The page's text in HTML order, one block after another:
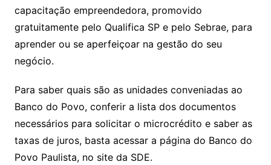
capacitação empreendedora, promovido
gratuitamente pelo Qualifica SP e pelo Sebrae, para
aprender ou se aperfeiçoar na gestão do seu
negócio.
Para saber quais são as unidades conveniadas ao
Banco do Povo, conferir a lista dos documentos
necessários para solicitar o microcrédito e saber as
taxas de juros, basta acessar a página do Banco do
Povo Paulista, no site da SDE.